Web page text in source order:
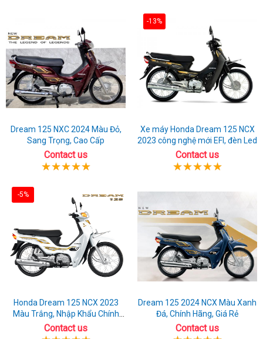
Dream 125 NXC 2024 Màu Đỏ,
Sang Trọng, Cao Cấp
Contact us
-13%
Xe máy Honda Dream 125 NCX
2023 công nghệ mới EFI, đèn Led
Contact us
-5%
Honda Dream 125 NCX 2023
Màu Trắng, Nhập Khẩu Chính
Hãng
Contact us
Dream 125 2024 NCX Màu Xanh
Đá, Chính Hãng, Giá Rẻ
Contact us